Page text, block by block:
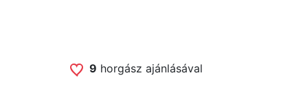
9 horgász ajánlásával